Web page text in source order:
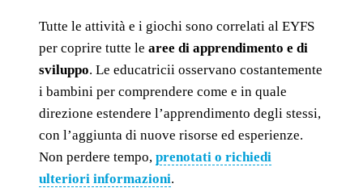
Tutte le attività e i giochi sono correlati al EYFS
per coprire tutte le aree di apprendimento e di
sviluppo. Le educatricii osservano costantemente
i bambini per comprendere come e in quale
direzione estendere l’apprendimento degli stessi,
con l’aggiunta di nuove risorse ed esperienze.
Non perdere tempo, prenotati o richiedi
ulteriori informazioni.